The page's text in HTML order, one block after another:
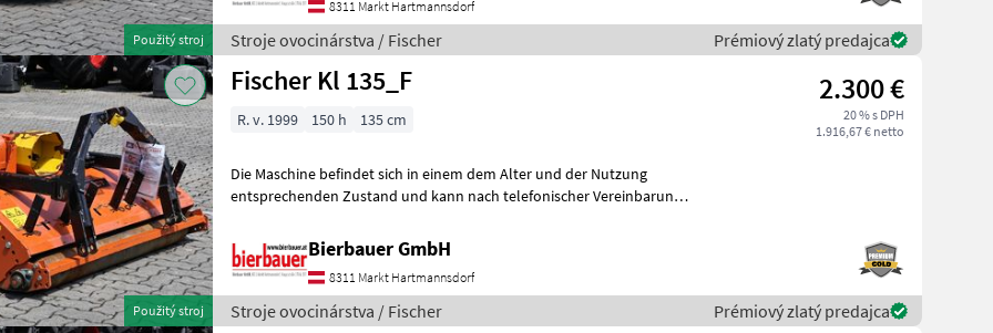
Použitý stroj
8311 Markt Hartmannsdorf
Stroje ovocinárstva / Fischer Prémiový zlatý predajca
Použitý stroj
Fischer Kl 135_F 2.300 €
20 % s DPH
1.916,67 € netto
R. v. 1999 150 h 135 cm
Die Maschine befindet sich in einem dem Alter und der Nutzung
entsprechenden Zustand und kann nach telefonischer Vereinbarung
Bierbauer GmbH
8311 Markt Hartmannsdorf
Stroje ovocinárstva / Fischer Prémiový zlatý predajca